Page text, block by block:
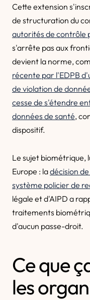
Cette extension
de structuration du
autorités de contrôle
s'arrête pas aux
devient la norme,
récente par l'EDPB
de violation de
cesse de s'étendre
données de santé,
dispositif.
Le sujet biométrique,
Europe : ladécision
système policier de
légale et d'AIPD a
traitements
d'aucun passe-droit.
Ce que
les